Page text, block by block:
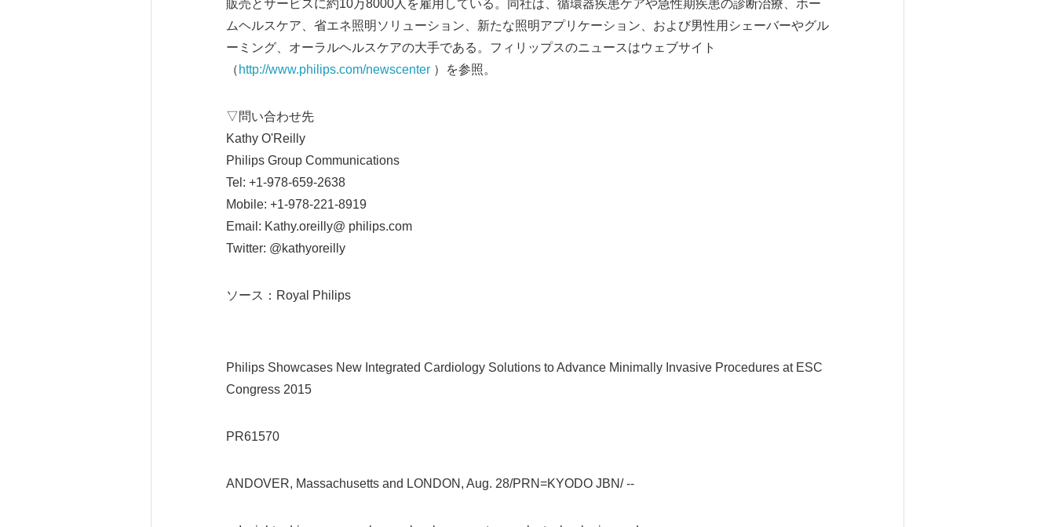
販売とサービスに約10万8000人を雇用している。同社は、循環器疾患ケアや急性期疾患の診断治療、ホー
ムヘルスケア、省エネ照明ソリューション、新たな照明アプリケーション、および男性用シェーバーやグル
ーミング、オーラルヘルスケアの大手である。フィリップスのニュースはウェブサイト
（ http://www.philips.com/newscenter）を参照。
▽問い合わせ先
Kathy O'Reilly
Philips Group Communications
Tel: +1-978-659-2638
Mobile: +1-978-221-8919
Email: Kathy.oreilly@ philips.com
Twitter: @kathyoreilly
ソース：Royal Philips
Philips Showcases New Integrated Cardiology Solutions to Advance Minimally Invasive Procedures at ESC
Congress 2015
PR61570
ANDOVER, Massachusetts and LONDON, Aug. 28/PRN=KYODO JBN/ --